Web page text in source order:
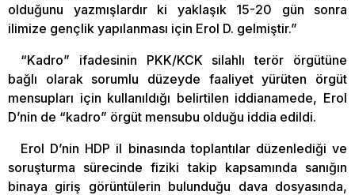
olduğunu yazmışlardır ki yaklaşık 15-20 gün sonra
ilimize gençlik yapılanması için Erol D. gelmiştir.”
“Kadro” ifadesinin PKK/KCK silahlı terör örgütüne
bağlı olarak sorumlu düzeyde faaliyet yürüten örgüt
mensupları için kullanıldığı belirtilen iddianamede, Erol
D’nin de “kadro” örgüt mensubu olduğu iddia edildi.
Erol D’nin HDP il binasında toplantılar düzenlediği ve
soruşturma sürecinde fiziki takip kapsamında sanığın
binaya giriş görüntülerin bulunduğu dava dosyasında,